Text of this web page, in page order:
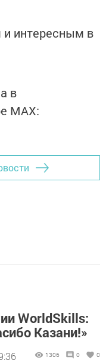
интересным в
в
MАХ:
WorldSkills:
Казани!»
1306 0 0